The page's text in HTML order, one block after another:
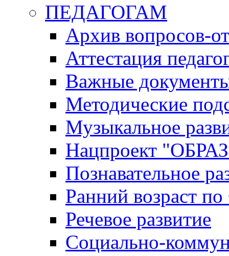
ПЕДАГОГАМ
Архив вопросов-
Аттестация
Важные
Методические
Музыкальное
Нацпроект
Познавательное
Ранний возраст
Речевое развитие
Социально-